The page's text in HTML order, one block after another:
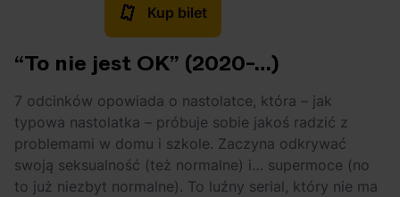
Kup bilet
“To nie jest OK” (2020-…)
7 odcinków opowiada o nastolatce, która – jak
typowa nastolatka – próbuje sobie jakoś radzić z
problemami w domu i szkole. Zaczyna odkrywać
swoją seksualność (też normalne) i… supermoce (no
to już niezbyt normalne). To luźny serial, który nie ma